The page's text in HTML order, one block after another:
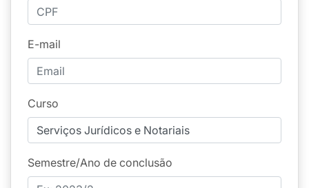
E-mail
Curso
Semestre/Ano de conclusão